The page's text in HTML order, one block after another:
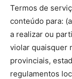
Termos de
conteúdo para:
a realizar ou
violar quaisquer
provinciais,
regulamentos